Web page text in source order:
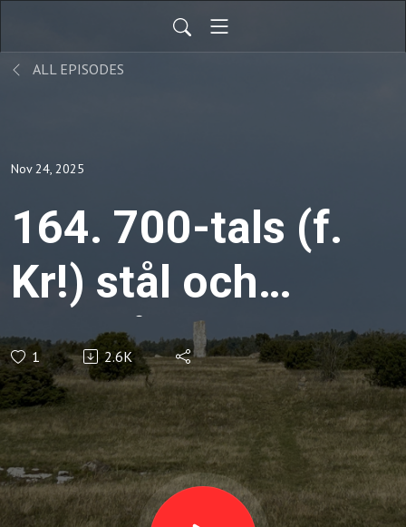
ALL EPISODES
Nov 24, 2025
164. 700-tals (f.
Kr!) stål och
2000 årig
järnframställning
- Norrbotten -
TEMA JÄRN
1 2.6K